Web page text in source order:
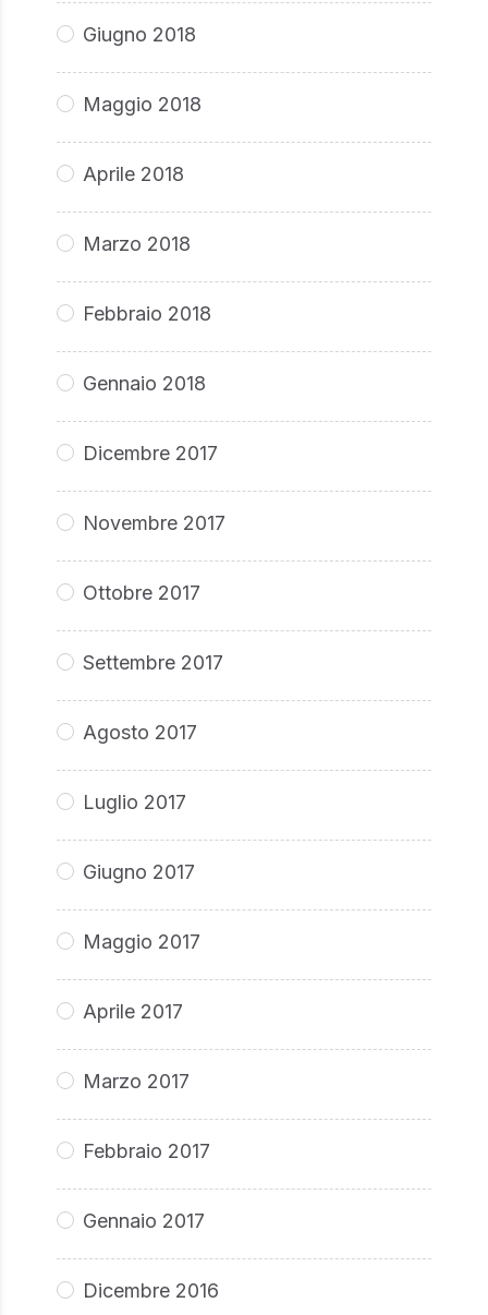
Giugno 2018
Maggio 2018
Aprile 2018
Marzo 2018
Febbraio 2018
Gennaio 2018
Dicembre 2017
Novembre 2017
Ottobre 2017
Settembre 2017
Agosto 2017
Luglio 2017
Giugno 2017
Maggio 2017
Aprile 2017
Marzo 2017
Febbraio 2017
Gennaio 2017
Dicembre 2016